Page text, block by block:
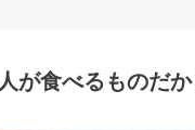
が食べるものだか